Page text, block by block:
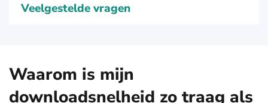
Veelgestelde vragen
Waarom is mijn
downloadsnelheid zo traag als